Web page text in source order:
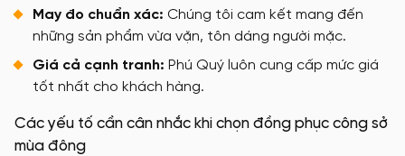
May đo chuẩn xác: Chúng tôi cam kết mang đến
những sản phẩm vừa vặn, tôn dáng người mặc.
Giá cả cạnh tranh: Phú Quý luôn cung cấp mức giá
tốt nhất cho khách hàng.
Các yếu tố cần cân nhắc khi chọn đồng phục công sở
mùa đông